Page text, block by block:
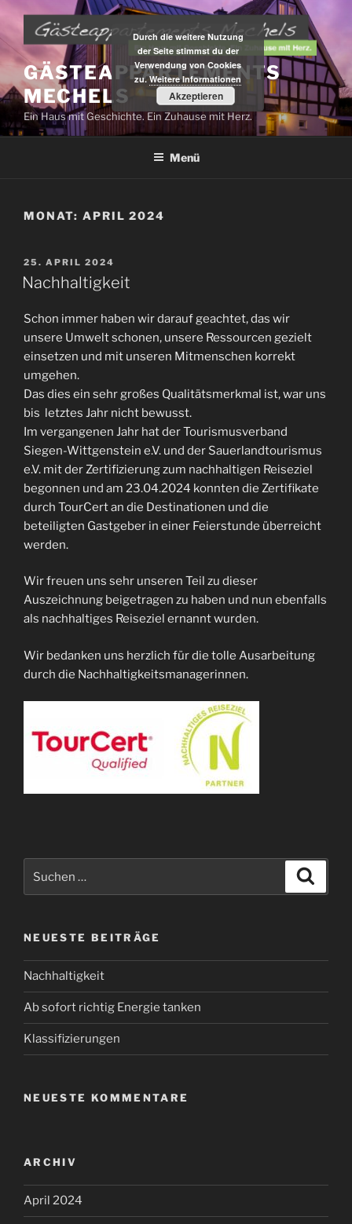
Zum
Inhalt
springen
GÄSTEAPPARTEMENTS
MECHELS
Ein Haus mit Geschichte. Ein Zuhause mit Herz.
Menü
MONAT: APRIL 2024
VERÖFFENTLICHT
AM
25. APRIL 2024
Nachhaltigkeit
Schon immer haben wir darauf geachtet, das wir
unsere Umwelt schonen, unsere Ressourcen gezielt
einsetzen und mit unseren Mitmenschen korrekt
umgehen.
Das dies ein sehr großes Qualitätsmerkmal ist, war uns
bis letztes Jahr nicht bewusst.
Im vergangenen Jahr hat der Tourismusverband
Siegen-Wittgenstein e.V. und der Sauerlandtourismus
e.V. mit der Zertifizierung zum nachhaltigen Reiseziel
begonnen und am 23.04.2024 konnten die Zertifikate
durch TourCert an die Destinationen und die
beteiligten Gastgeber in einer Feierstunde überreicht
werden.
Wir freuen uns sehr unseren Teil zu dieser
Auszeichnung beigetragen zu haben und nun ebenfalls
als nachhaltiges Reiseziel ernannt wurden.
Wir bedanken uns herzlich für die tolle Ausarbeitung
durch die Nachhaltigkeitsmanagerinnen.
nach:
NEUESTE BEITRÄGE
Nachhaltigkeit
Ab sofort richtig Energie tanken
Klassifizierungen
NEUESTE KOMMENTARE
ARCHIV
April 2024
Durch die weitere Nutzung
der Seite stimmst du der
Verwendung von Cookies
zu.Weitere Informationen
Akzeptieren